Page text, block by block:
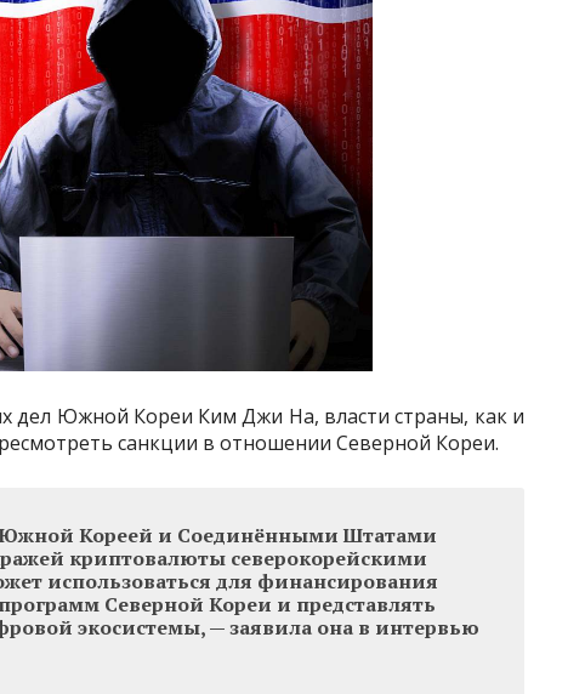
дел Южной Кореи Ким Джи На, власти страны, как и
санкции в отношении Северной Кореи.
Кореей и Соединёнными Штатами
криптовалюты северокорейскими
использоваться для финансирования
Северной Кореи и представлять
экосистемы, — заявила она в интервью